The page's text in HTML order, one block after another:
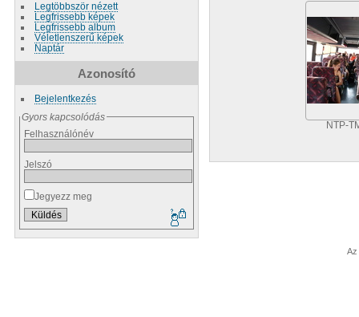
Legtöbbször nézett
Legfrissebb képek
Legfrissebb album
Véletlenszerű képek
Naptár
Azonosító
Bejelentkezés
Gyors kapcsolódás
Felhasználónév
Jelszó
Jegyezz meg
NTP-
Az